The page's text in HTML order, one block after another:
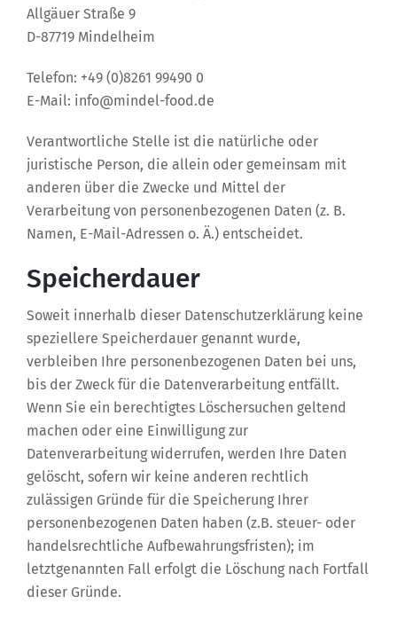
Allgäuer Straße 9
D-87719 Mindelheim
Telefon: +49 (0)8261 99490 0
E-Mail: info@mindel-food.de
Verantwortliche Stelle ist die natürliche oder
juristische Person, die allein oder gemeinsam mit
anderen über die Zwecke und Mittel der
Verarbeitung von personenbezogenen Daten (z. B.
Namen, E-Mail-Adressen o. Ä.) entscheidet.
Speicherdauer
Soweit innerhalb dieser Datenschutzerklärung keine
speziellere Speicherdauer genannt wurde,
verbleiben Ihre personenbezogenen Daten bei uns,
bis der Zweck für die Datenverarbeitung entfällt.
Wenn Sie ein berechtigtes Löschersuchen geltend
machen oder eine Einwilligung zur
Datenverarbeitung widerrufen, werden Ihre Daten
gelöscht, sofern wir keine anderen rechtlich
zulässigen Gründe für die Speicherung Ihrer
personenbezogenen Daten haben (z.B. steuer- oder
handelsrechtliche Aufbewahrungsfristen); im
letztgenannten Fall erfolgt die Löschung nach Fortfall
dieser Gründe.